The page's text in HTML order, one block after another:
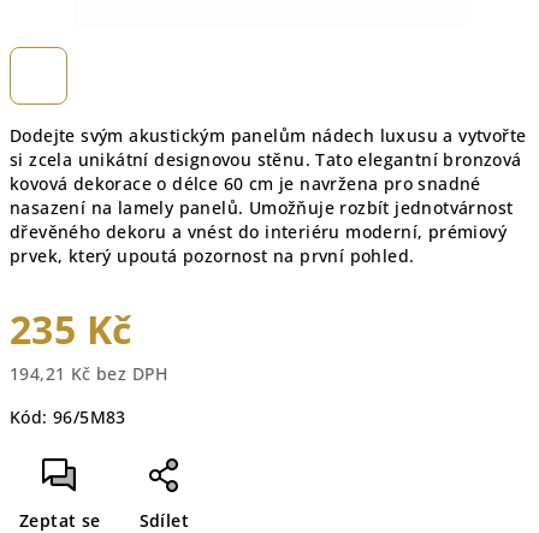
Dodejte svým akustickým panelům nádech luxusu a vytvořte
si zcela unikátní designovou stěnu. Tato elegantní bronzová
kovová dekorace o délce 60 cm je navržena pro snadné
nasazení na lamely panelů. Umožňuje rozbít jednotvárnost
dřevěného dekoru a vnést do interiéru moderní, prémiový
prvek, který upoutá pozornost na první pohled.
235 Kč
194,21 Kč bez DPH
cena:
Kód: 96/5M83
Zeptat se Sdílet